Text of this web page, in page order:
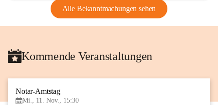
Alle Bekanntmachungen sehen
Kommende Veranstaltungen
Notar-Amtstag
Mi., 11. Nov., 15:30